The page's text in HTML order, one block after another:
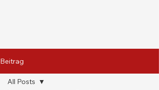
Beitrag
All Posts